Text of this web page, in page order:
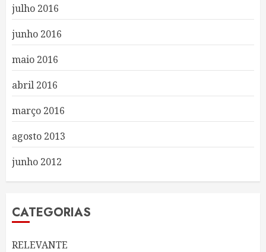
julho 2016
junho 2016
maio 2016
abril 2016
março 2016
agosto 2013
junho 2012
CATEGORIAS
RELEVANTE